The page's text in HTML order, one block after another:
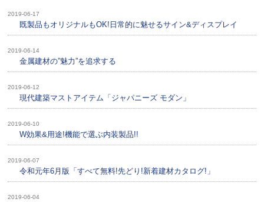
2019-06-17
既製品もオリジナルもOK!日常的に魅せるサイン&ディスプレイ
2019-06-14
金属建材の”魅力”を追求する
2019-06-12
現代建築マストアイテム「ジャパニーズ モダン」
2019-06-10
W効果&用途!機能で選ぶ内装製品!!
2019-06-07
令和元年6月版「すべて無料!先どり!新着建材カタログ!」
2019-06-04